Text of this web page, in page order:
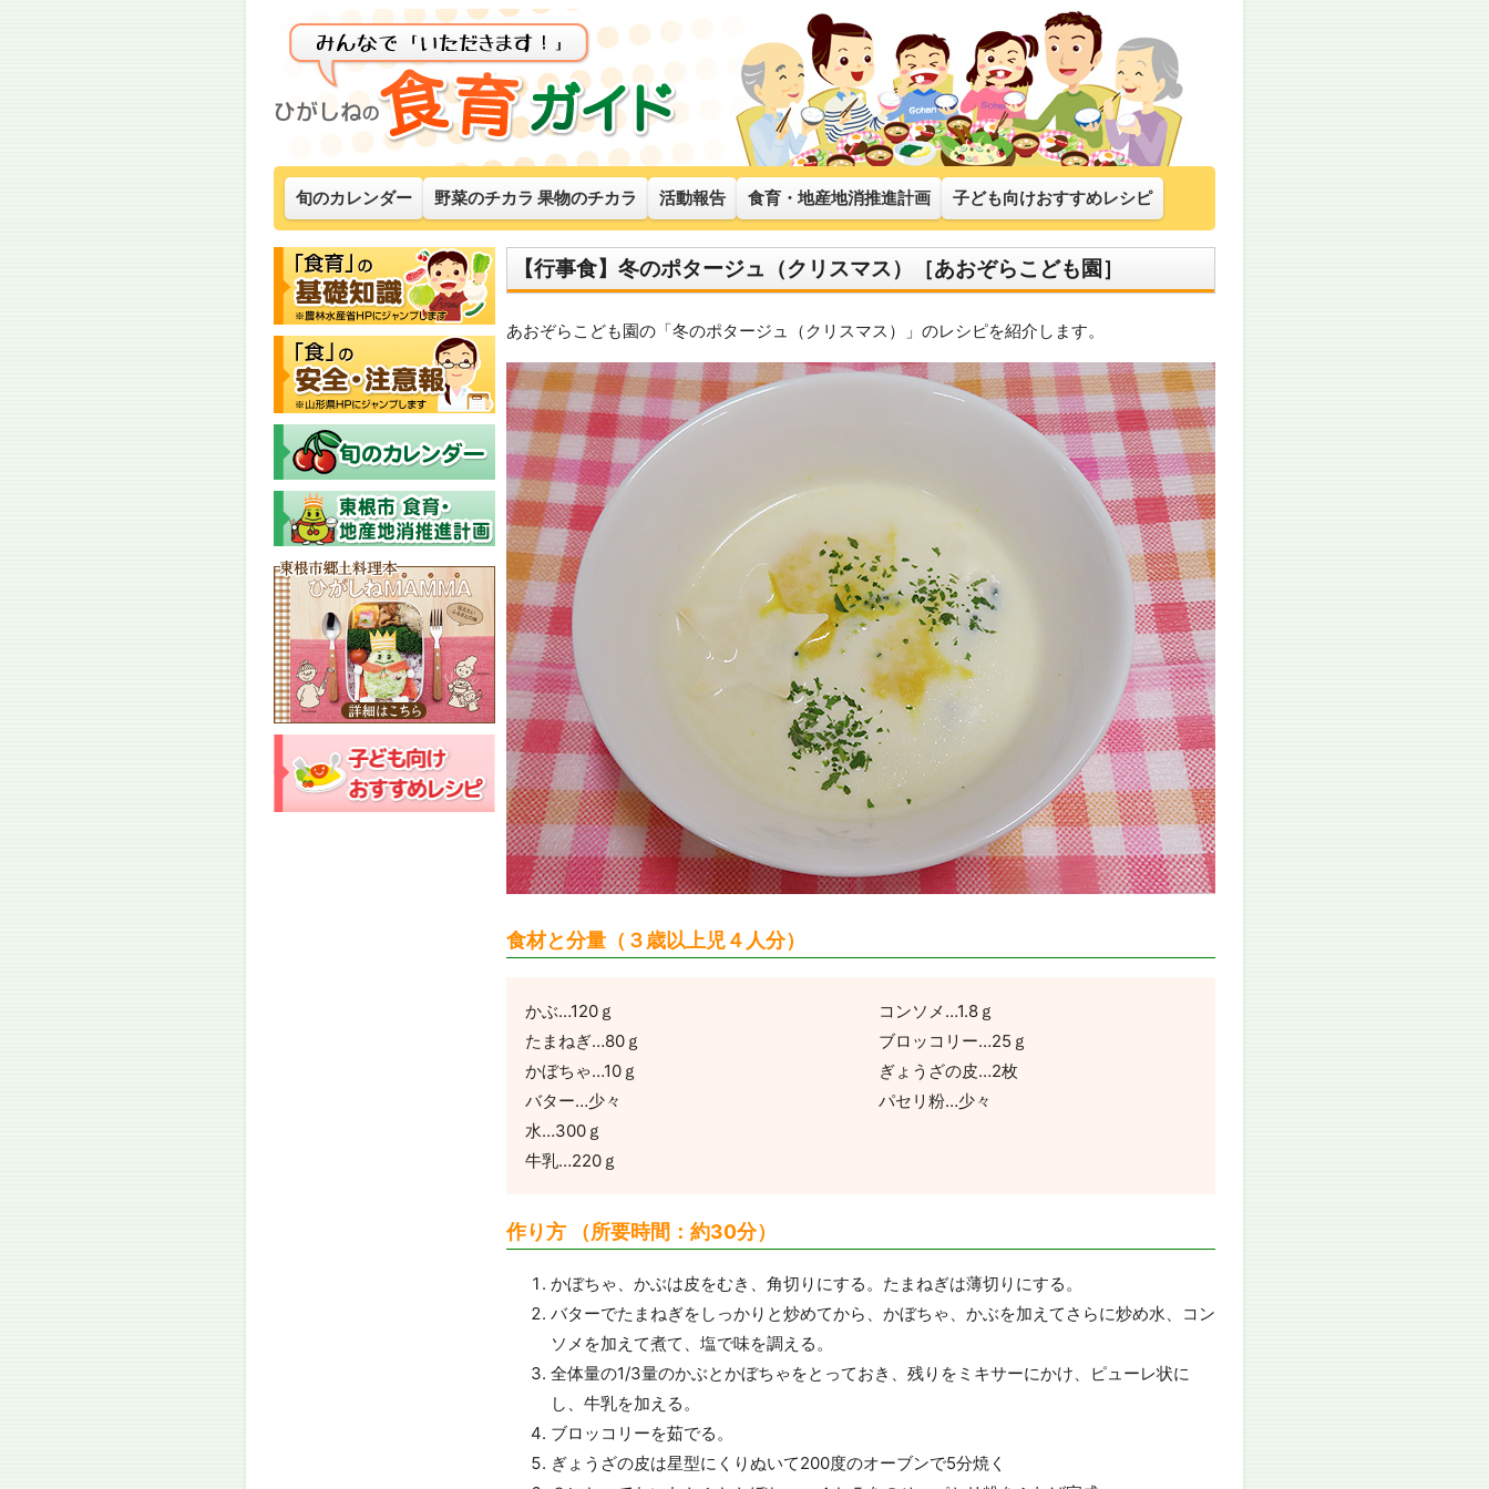
旬のカレンダー 野菜のチカラ 果物のチカラ 活動報告 食育・地産地消推進計画 子ども向けおすすめレシピ
【行事食】冬のポタージュ（クリスマス）［あおぞらこども園］
あおぞらこども園の「冬のポタージュ（クリスマス）」のレシピを紹介します。
食材と分量（３歳以上児４人分）
かぶ…120ｇ
たまねぎ…80ｇ
かぼちゃ…10ｇ
バター…少々
水…300ｇ
牛乳…220ｇ
コンソメ…1.8ｇ
ブロッコリー…25ｇ
ぎょうざの皮…2枚
パセリ粉…少々
作り方 （所要時間：約30分）
かぼちゃ、かぶは皮をむき、角切りにする。たまねぎは薄切りにする。
バターでたまねぎをしっかりと炒めてから、かぼちゃ、かぶを加えてさらに炒め水、コン
ソメを加えて煮て、塩で味を調える。
全体量の1/3量のかぶとかぼちゃをとっておき、残りをミキサーにかけ、ピューレ状に
し、牛乳を加える。
ブロッコリーを茹でる。
ぎょうざの皮は星型にくりぬいて200度のオーブンで5分焼く